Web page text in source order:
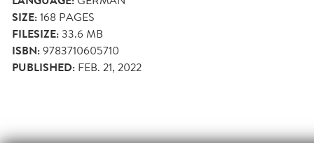
SIZE:168 PAGES
FILESIZE:33.6 MB
ISBN:9783710605710
PUBLISHED: FEB. 21, 2022